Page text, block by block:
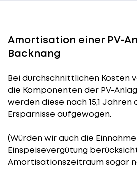
Amortisation einer PV-
Backnang
Bei durchschnittlichen Kosten
die Komponenten der PV-
werden diese nach 15,1 Jahren
Ersparnisse aufgewogen.
(Würden wir auch die
Einspeisevergütung
Amortisationszeitraumsogar